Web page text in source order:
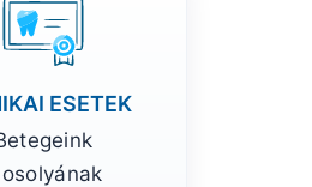
ESETEK